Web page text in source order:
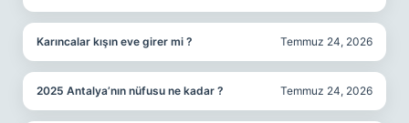
Karıncalar kışın eve girer mi ? Temmuz 24, 2026
2025 Antalya’nın nüfusu ne kadar ? Temmuz 24, 2026